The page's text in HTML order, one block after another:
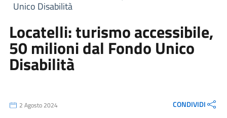
Unico Disabilità
Locatelli: turismo accessibile,
50 milioni dal Fondo Unico
Disabilità
2 Agosto 2024 CONDIVIDI